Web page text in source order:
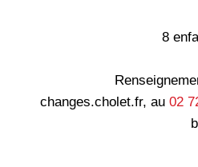
8
changes.cholet.fr, au 02